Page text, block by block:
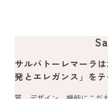
サルバトーレマーラ
発とエレガンス」を